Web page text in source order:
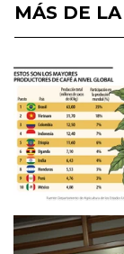
MÁS DE